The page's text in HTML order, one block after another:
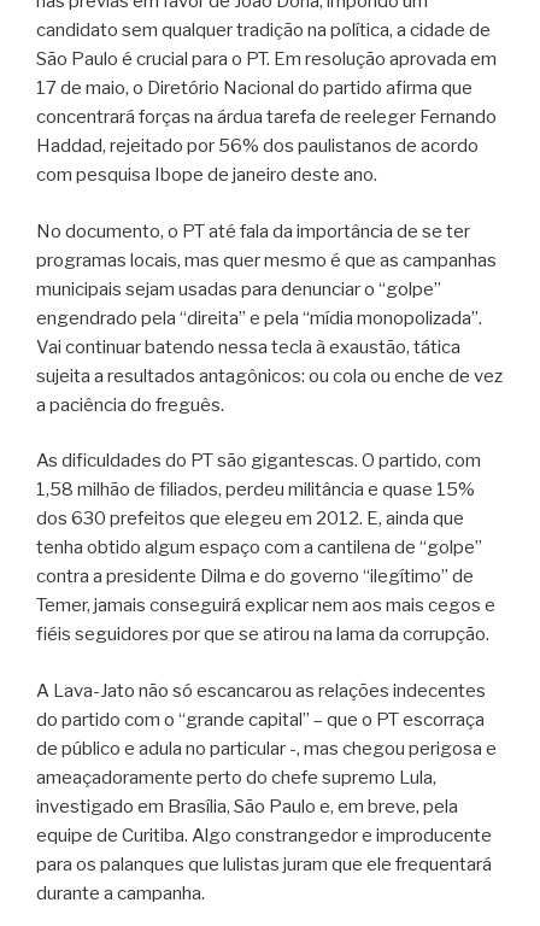
candidato sem qualquer tradição na política, a cidade de
São Paulo é crucial para o PT. Em resolução aprovada em
17 de maio, o Diretório Nacional do partido afirma que
concentrará forças na árdua tarefa de reeleger Fernando
Haddad, rejeitado por 56% dos paulistanos de acordo
com pesquisa Ibope de janeiro deste ano.
No documento, o PT até fala da importância de se ter
programas locais, mas quer mesmo é que as campanhas
municipais sejam usadas para denunciar o “golpe”
engendrado pela “direita” e pela “mídia monopolizada”.
Vai continuar batendo nessa tecla à exaustão, tática
sujeita a resultados antagônicos: ou cola ou enche de vez
a paciência do freguês.
As dificuldades do PT são gigantescas. O partido, com
1,58 milhão de filiados, perdeu militância e quase 15%
dos 630 prefeitos que elegeu em 2012. E, ainda que
tenha obtido algum espaço com a cantilena de “golpe”
contra a presidente Dilma e do governo “ilegítimo” de
Temer, jamais conseguirá explicar nem aos mais cegos e
fiéis seguidores por que se atirou na lama da corrupção.
A Lava-Jato não só escancarou as relações indecentes
do partido com o “grande capital” – que o PT escorraça
de público e adula no particular -, mas chegou perigosa e
ameaçadoramente perto do chefe supremo Lula,
investigado em Brasília, São Paulo e, em breve, pela
equipe de Curitiba. Algo constrangedor e improducente
para os palanques que lulistas juram que ele frequentará
durante a campanha.